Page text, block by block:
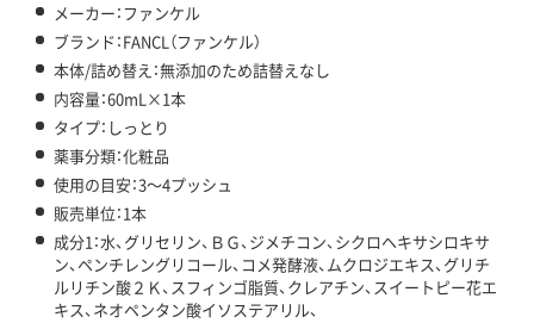
メーカー：ファンケル
ブランド：FANCL（ファンケル）
本体/詰め替え：無添加のため詰替えなし
内容量：60mL×1本
タイプ：しっとり
薬事分類：化粧品
使用の目安：3～4プッシュ
販売単位：1本
成分1：水、グリセリン、ＢＧ、ジメチコン、シクロヘキサシロキサ
ン、ペンチレングリコール、コメ発酵液、ムクロジエキス、グリチ
ルリチン酸２Ｋ、スフィンゴ脂質、クレアチン、スイートピー花エ
キス、ネオペンタン酸イソステアリル、